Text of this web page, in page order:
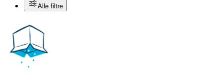
Alle filtre